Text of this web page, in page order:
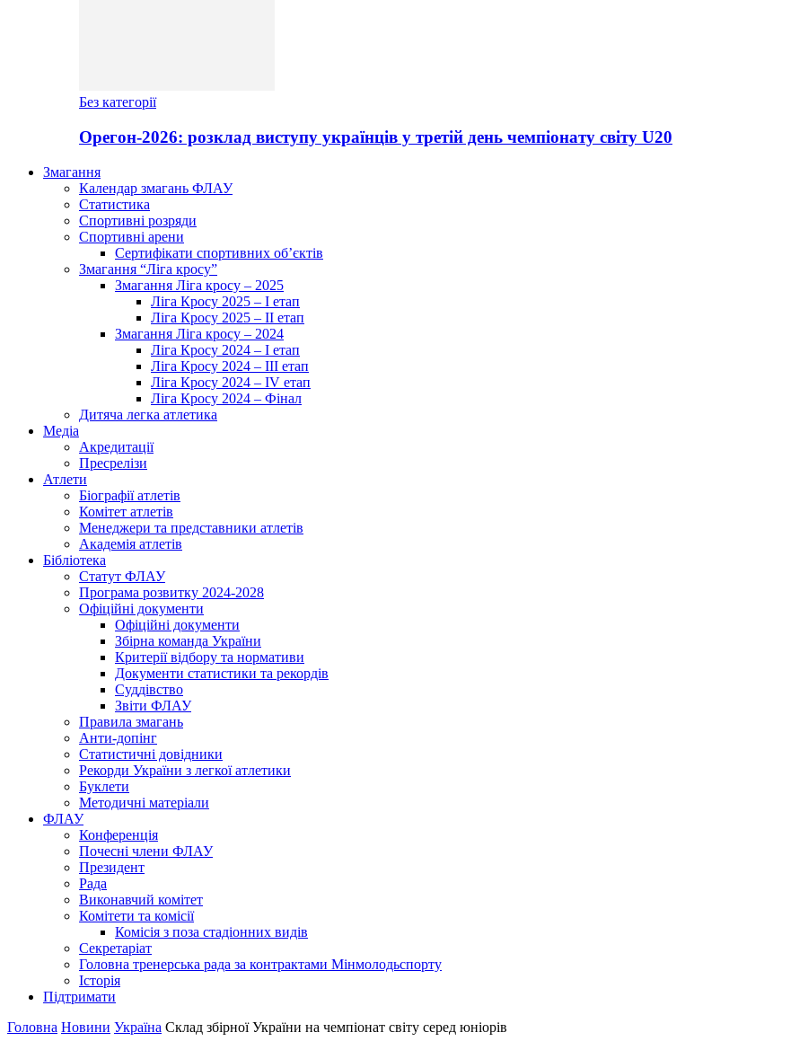
Без категорії
Орегон-2026: розклад виступу українців у третій день чемпіонату світу U20
Змагання
Календар змагань ФЛАУ
Статистика
Спортивні розряди
Спортивні арени
Сертифікати спортивних об’єктів
Змагання “Ліга кросу”
Змагання Ліга кросу – 2025
Ліга Кросу 2025 – I етап
Ліга Кросу 2025 – II етап
Змагання Ліга кросу – 2024
Ліга Кросу 2024 – I етап
Ліга Кросу 2024 – III етап
Ліга Кросу 2024 – IV етап
Ліга Кросу 2024 – Фінал
Дитяча легка атлетика
Медіа
Акредитації
Пресрелізи
Атлети
Біографії атлетів
Комітет атлетів
Менеджери та представники атлетів
Академія атлетів
Бібліотека
Статут ФЛАУ
Програма розвитку 2024-2028
Офіційні документи
Офіційні документи
Збірна команда України
Критерії відбору та нормативи
Документи статистики та рекордів
Суддівство
Звіти ФЛАУ
Правила змагань
Анти-допінг
Статистичні довідники
Рекорди України з легкої атлетики
Буклети
Методичні матеріали
ФЛАУ
Конференція
Почесні члени ФЛАУ
Президент
Рада
Виконавчий комітет
Комітети та комісії
Комісія з поза стадіонних видів
Секретаріат
Головна тренерська рада за контрактами Мінмолодьспорту
Історія
Підтримати
Головна Новини Україна Склад збірної України на чемпіонат світу серед юніорів